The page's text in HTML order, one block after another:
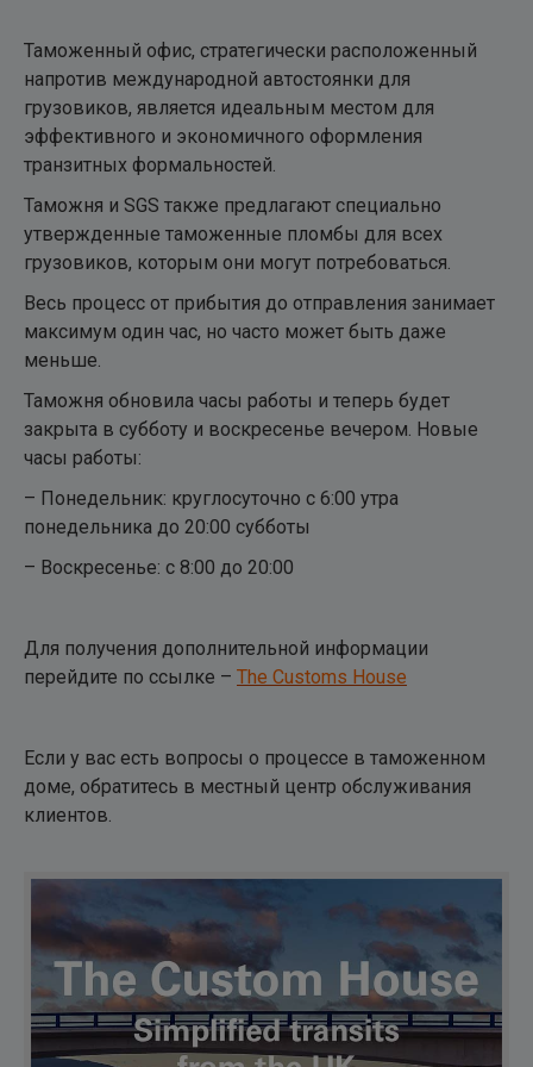
Таможенный офис, стратегически расположенный
напротив международной автостоянки для
грузовиков, является идеальным местом для
эффективного и экономичного оформления
транзитных формальностей.
Таможня и SGS также предлагают специально
утвержденные таможенные пломбы для всех
грузовиков, которым они могут потребоваться.
Весь процесс от прибытия до отправления занимает
максимум один час, но часто может быть даже
меньше.
Таможня обновила часы работы и теперь будет
закрыта в субботу и воскресенье вечером. Новые
часы работы:
– Понедельник: круглосуточно с 6:00 утра
понедельника до 20:00 субботы
– Воскресенье: с 8:00 до 20:00
Для получения дополнительной информации
перейдите по ссылке – The Customs House
Если у вас есть вопросы о процессе в таможенном
доме, обратитесь в местный центр обслуживания
клиентов.